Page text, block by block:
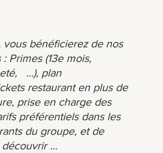
vous bénéficierez de nos
Primes (13e mois,
…), plan
restaurant en plus de
prise en charge des
préférentiels dans les
du groupe, et de
découvrir …